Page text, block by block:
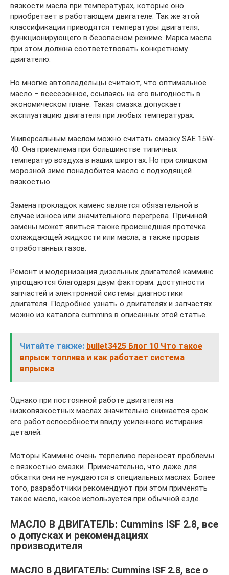
вязкости масла при температурах, которые оно
приобретает в работающем двигателе. Так же этой
классификации приводятся температуры двигателя,
функционирующего в безопасном режиме. Марка масла
при этом должна соответствовать конкретному
двигателю.
Но многие автовладельцы считают, что оптимальное
масло – всесезонное, ссылаясь на его выгодность в
экономическом плане. Такая смазка допускает
эксплуатацию двигателя при любых температурах.
Универсальным маслом можно считать смазку SAE 15W-
40. Она приемлема при большинстве типичных
температур воздуха в наших широтах. Но при слишком
морозной зиме понадобится масло с подходящей
вязкостью.
Замена прокладок каменс является обязательной в
случае износа или значительного перегрева. Причиной
замены может явиться также происшедшая протечка
охлаждающей жидкости или масла, а также прорыв
отработанных газов.
Ремонт и модернизация дизельных двигателей камминс
упрощаются благодаря двум факторам: доступности
запчастей и электронной системы диагностики
двигателя. Подробнее узнать о двигателях и запчастях
можно из каталога cummins в описанных этой статье.
Читайте также: bullet3425 Блог 10 Что такое
впрыск топлива и как работает система
впрыска
Однако при постоянной работе двигателя на
низковязкостных маслах значительно снижается срок
его работоспособности ввиду усиленного истирания
деталей.
Моторы Камминс очень терпеливо переносят проблемы
с вязкостью смазки. Примечательно, что даже для
обкатки они не нуждаются в специальных маслах. Более
того, разработчики рекомендуют при этом применять
такое масло, какое используется при обычной езде.
МАСЛО В ДВИГАТЕЛЬ: Cummins ISF 2.8, все
о допусках и рекомендациях
производителя
МАСЛО В ДВИГАТЕЛЬ: Cummins ISF 2.8, все о